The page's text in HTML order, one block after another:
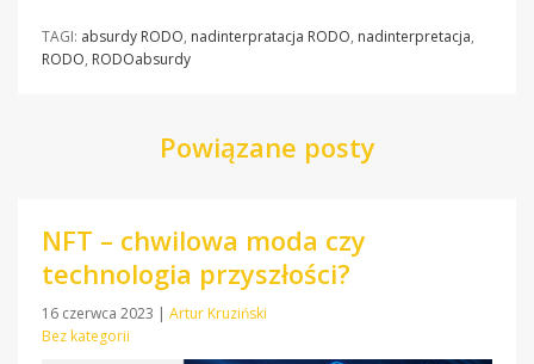
TAGI: absurdy RODO, nadinterpratacja RODO, nadinterpretacja,
RODO, RODOabsurdy
Powiązane posty
NFT – chwilowa moda czy
technologia przyszłości?
16 czerwca 2023 | Artur Kruziński
Bez kategorii